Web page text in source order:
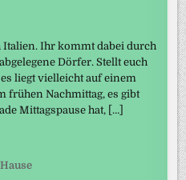
Ihr kommt dabei durch
Dörfer. Stellt euch
liegt vielleicht auf einem
frühen Nachmittag, es gibt
Mittagspause hat, […]